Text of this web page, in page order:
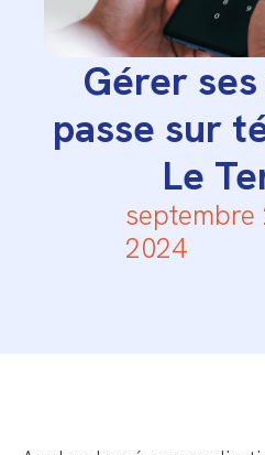
Gérer
passe sur
Le
septembre
2024